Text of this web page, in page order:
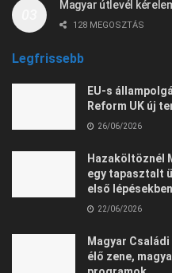
Magyar útlevél
128 MEGOSZTÁS
Legfrissebb
EU-s
Reform UK új
26/06/2026
Hazaköltöznél
egy tapasztalt
első lépésekben
22/06/2026
Magyar
élő zene,